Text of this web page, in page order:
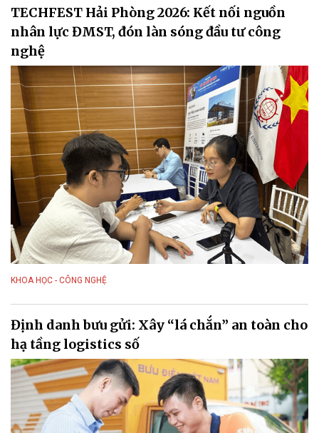
TECHFEST Hải Phòng 2026: Kết nối nguồn
nhân lực ĐMST, đón làn sóng đầu tư công
nghệ
KHOA HỌC - CÔNG NGHỆ
Định danh bưu gửi: Xây “lá chắn” an toàn cho
hạ tầng logistics số